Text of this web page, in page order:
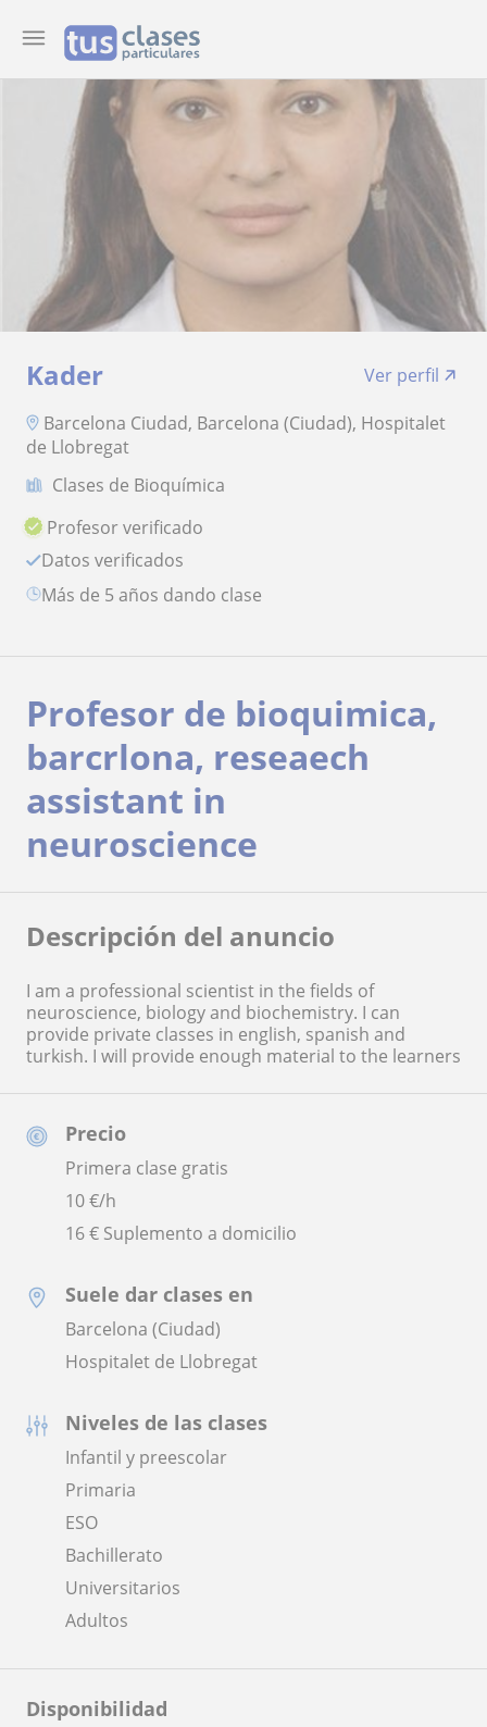
Kader
Ver perfil
Barcelona Ciudad, Barcelona (Ciudad), Hospitalet
de Llobregat
Clases de Bioquímica
Profesor verificado
Datos verificados
más de 5 años dando clase
Precio
Primera clase gratis
10€/h
16 € Suplemento a domicilio
Suele dar clases en
Barcelona (Ciudad)
Hospitalet de Llobregat
Niveles de las clases
Infantil y preescolar
Primaria
ESO
Bachillerato
Universitarios
Adultos
Disponibilidad
Profesor de bioquimica,
barcrlona, reseaech
assistant in
neuroscience
Descripción del anuncio
I am a professional scientist in the fields of
neuroscience, biology and biochemistry. I can
provide private classes in english, spanish and
turkish. I will provide enough material to the learners